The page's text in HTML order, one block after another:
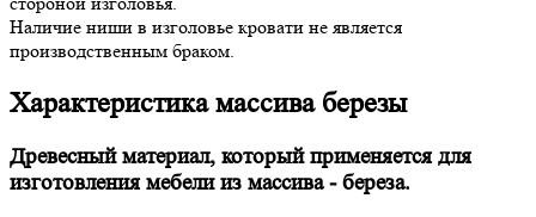
Наличие ниши в изголовье кровати не является
производственным браком.
Характеристика массива березы
Древесный материал, который применяется для
изготовления мебели из массива - береза.